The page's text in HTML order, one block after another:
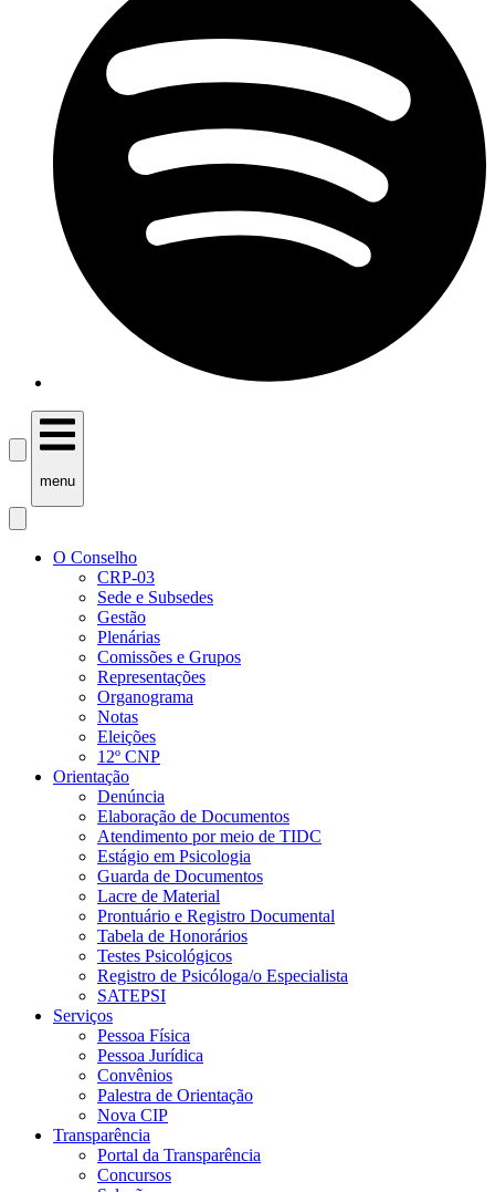
menu
O Conselho
CRP-03
Sede e Subsedes
Gestão
Plenárias
Comissões e Grupos
Representações
Organograma
Notas
Eleições
12º CNP
Orientação
Denúncia
Elaboração de Documentos
Atendimento por meio de TIDC
Estágio em Psicologia
Guarda de Documentos
Lacre de Material
Prontuário e Registro Documental
Tabela de Honorários
Testes Psicológicos
Registro de Psicóloga/o Especialista
SATEPSI
Serviços
Pessoa Física
Pessoa Jurídica
Convênios
Palestra de Orientação
Nova CIP
Transparência
Portal da Transparência
Concursos